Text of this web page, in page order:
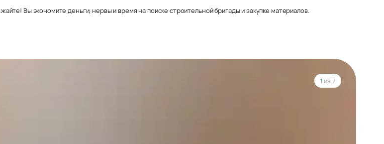
Вы экономите деньги, нервы и время на поиске строительной бригады и закупке материалов.
1 из 7